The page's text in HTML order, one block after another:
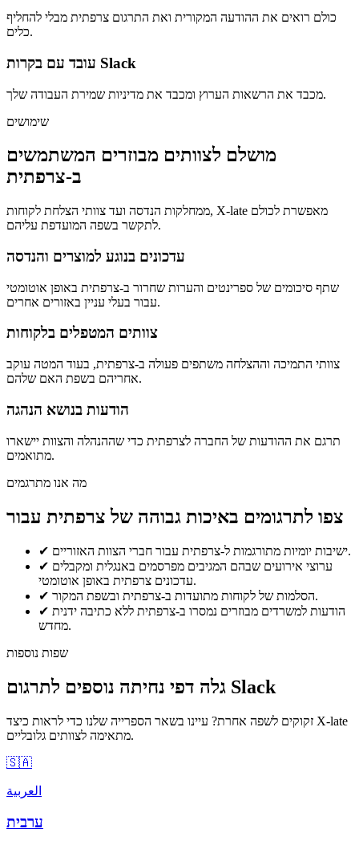
כולם רואים את ההודעה המקורית ואת התרגום צרפתית מבלי להחליף
כלים.
עובד עם בקרות Slack
מכבד את הרשאות הערוץ ומכבד את מדיניות שמירת העבודה שלך.
שימושים
מושלם לצוותים מבוזרים המשתמשים
ב-צרפתית
ממחלקות הנדסה ועד צוותי הצלחת לקוחות, X-late מאפשרת לכולם
לתקשר בשפה המועדפת עליהם.
עדכונים בנוגע למוצרים והנדסה
שתף סיכומים של ספרינטים והערות שחרור ב-צרפתית באופן אוטומטי
עבור בעלי עניין באזורים אחרים.
צוותים המטפלים בלקוחות
צוותי התמיכה וההצלחה משתפים פעולה ב-צרפתית, בעוד המטה עוקב
אחריהם בשפת האם שלהם.
הודעות בנושא הנהגה
תרגם את ההודעות של החברה לצרפתית כדי שההנהלה והצוות יישארו
מתואמים.
מה אנו מתרגמים
צפו לתרגומים באיכות גבוהה של צרפתית עבור
✔
ישיבות יומיות מתורגמות ל-צרפתית עבור חברי הצוות האזוריים.
✔ ערוצי אירועים שבהם המגיבים מפרסמים באנגלית ומקבלים
עדכונים צרפתית באופן אוטומטי.
✔
הסלמות של לקוחות מתועדות ב-צרפתית ובשפת המקור.
✔ הודעות למשרדים מבוזרים נמסרו ב-צרפתית ללא כתיבה ידנית
מחדש.
שפות נוספות
גלה דפי נחיתה נוספים לתרגום Slack
זקוקים לשפה אחרת? עיינו בשאר הספרייה שלנו כדי לראות כיצד X-late
מתאימה לצוותים גלובליים.
🇸🇦
العربية
ערבית